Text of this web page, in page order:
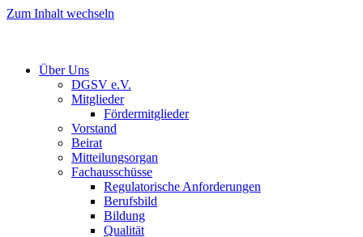
Zum Inhalt wechseln
Über Uns
DGSV e.V.
Mitglieder
Fördermitglieder
Vorstand
Beirat
Mitteilungsorgan
Fachausschüsse
Regulatorische Anforderungen
Berufsbild
Bildung
Qualität